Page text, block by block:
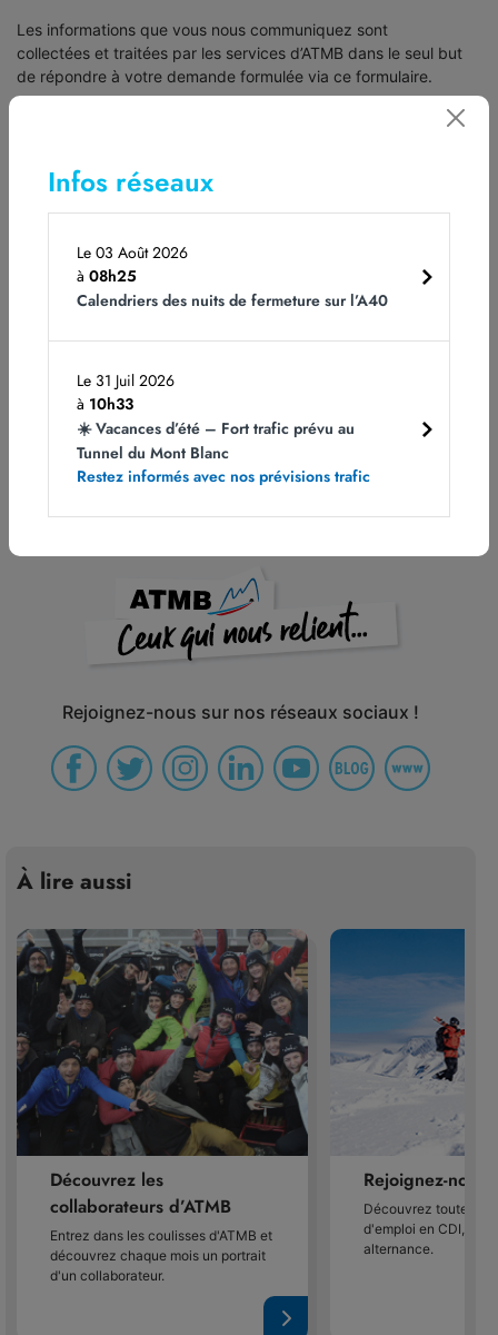
Les informations que vous nous communiquez sont
collectées et traitées par les services d’ATMB dans le seul but
de répondre à votre demande formulée via ce formulaire.
notre Charte de protection de
ATMB traite les données recueillies pour gérer le processus
de recrutement de ses futurs collaborateurs. Les réponses
sans conséquence pour l’examen du dossier ; dans les autres
cas, le défaut de réponse est susceptible de compromettre le
bon suivi de la candidature. Pour en savoir plus sur la gestion
de vos données personnelles et pour exercer vos droits,
reportez-vous à lanotice ci-jointe.
Rejoignez-nous sur nos réseaux sociaux !
À lire aussi
Découvrez les
collaborateurs d’ATMB
Entrez dans les coulisses d'ATMB et
découvrez chaque mois un portrait
d'un collaborateur.
Rejoignez-nous
Découvrez toutes
d'emploi en CDI,
alternance.
Infos réseaux
Le 03 Août 2026
à 08h25
Calendriers des nuits de fermeture sur l’A40
Le 31 Juil 2026
à 10h33
☀️ Vacances d’été – Fort trafic prévu au
Tunnel du Mont Blanc
Restez informés avec nos prévisions trafic